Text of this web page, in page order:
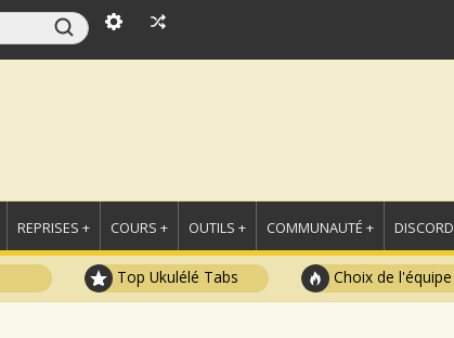
REPRISES + COURS + OUTILS + COMMUNAUTÉ + DISCORD
Top Ukulélé Tabs Choix de l'équipe